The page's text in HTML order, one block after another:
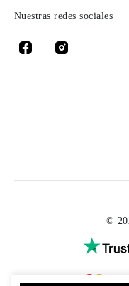
Nuestras redes sociales
©